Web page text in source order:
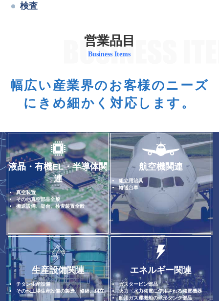
検査
営業品目
Business Items
幅広い産業界の お客様のニーズ
にきめ細かく対応します。
液晶・有機EL・半導体関
連
真空装置
その他真空部品全般
搬送設備、架台、検査装置全般
航空機関連
組立用治具
輸送台車
生産設備関連
チタン生産設備
その他工場生産設備の製造、修繕、組立
エネルギー関連
ガスタービン部品
火力・水力発電に使用される発電機器
船用ガス運搬船の球形タンク部品